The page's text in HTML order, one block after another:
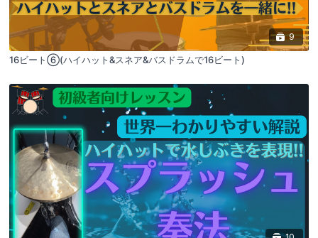
9
16ビート⑥(ハイハット&スネア&バスドラムで16ビート)